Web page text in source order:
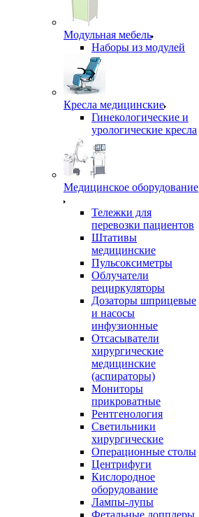
Модульная мебель
Наборы из модулей
Кресла медицинские
Гинекологические и
урологические кресла
Медицинское оборудование
Тележки для
перевозки пациентов
Штативы
медицинские
Пульсоксиметры
Облучатели
рециркуляторы
Дозаторы шприцевые
и насосы
инфузионные
Отсасыватели
хирургические
медицинские
(аспираторы)
Мониторы
прикроватные
Рентгенология
Светильники
хирургические
Операционные столы
Центрифуги
Кислородное
оборудование
Лампы-лупы
Фетальные допплеры